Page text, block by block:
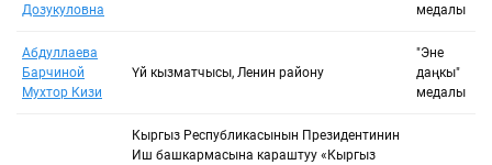
Дозукуловна
медалы
Абдуллаева
Барчиной
Мухтор Кизи
Үй кызматчысы, Ленин району
"Эне
даңкы"
медалы
Кыргыз Республикасынын Президентинин
Иш башкармасына караштуу «Кыргыз